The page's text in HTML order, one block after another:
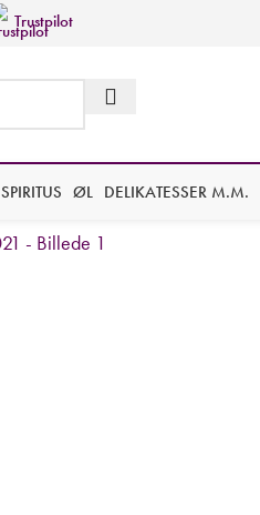
Trustpilot
SPIRITUS ØL DELIKATESSER M.M.